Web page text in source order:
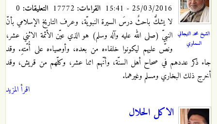
الشيخ محمد التيجاني
السماوي
25/03/2016 - 15:41 القراءات: التعليقات:
لا يشكُّ باحثٌ درسَ السيرة النبويّة، وعرف التاريخ الإسلامي بأنّ
النبيّ (صلى الله عليه وآله وسلم) هو الذي عيّن الأئمة الاثني عشر،
ونصّ عليهم ليكونوا خلفاءه من بعده، وأوصياءه على أُمّتهِ. وقد
جاء ذكر عددهم في صحاح أهل السنّة، وأنّهم اثنا عشر، وكلّهم من قريش، وقد
أخرج ذلك البخاري ومسلم وغيرهما.
اقرأ المزيد
الاكل الحلال